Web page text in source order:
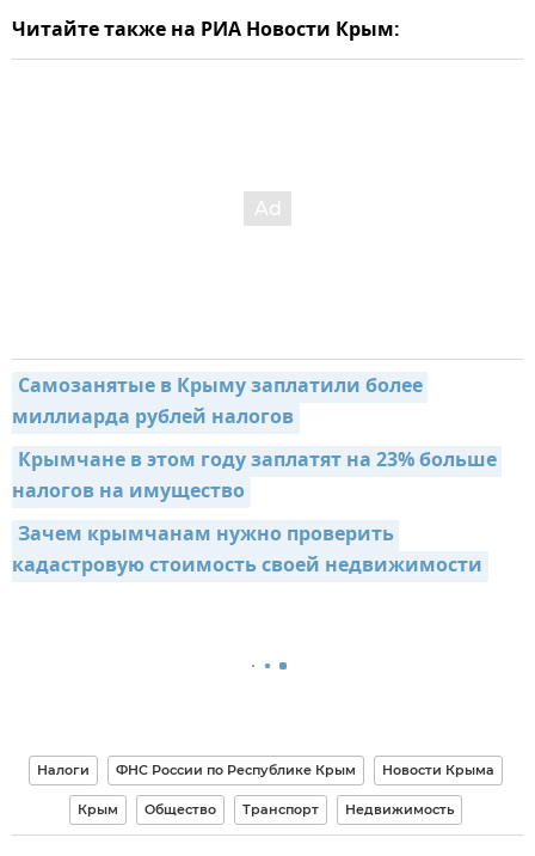
Читайте также на РИА Новости Крым:
Самозанятые в Крыму заплатили более
миллиарда рублей налогов
Крымчане в этом году заплатят на 23% больше
налогов на имущество
Зачем крымчанам нужно проверить
кадастровую стоимость своей недвижимости
Налоги ФНС России по Республике Крым Новости Крыма
Крым Общество Транспорт Недвижимость